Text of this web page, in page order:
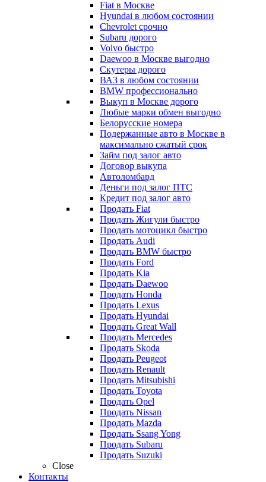
Fiat в Москве
Hyundai в любом состоянии
Chevrolet срочно
Subaru дорого
Volvo быстро
Daewoo в Москве выгодно
Скутеры дорого
ВАЗ в любом состоянии
BMW профессионально
Выкуп в Москве дорого
Любые марки обмен выгодно
Белорусские номера
Подержанные авто в Москве в
максимально сжатый срок
Займ под залог авто
Договор выкупа
Автоломбард
Деньги под залог ПТС
Кредит под залог авто
Продать Fiat
Продать Жигули быстро
Продать мотоцикл быстро
Продать Audi
Продать BMW быстро
Продать Ford
Продать Kia
Продать Daewoo
Продать Honda
Продать Lexus
Продать Hyundai
Продать Great Wall
Продать Mercedes
Продать Skoda
Продать Peugeot
Продать Renault
Продать Mitsubishi
Продать Toyota
Продать Opel
Продать Nissan
Продать Mazda
Продать Ssang Yong
Продать Subaru
Продать Suzuki
Close
Контакты